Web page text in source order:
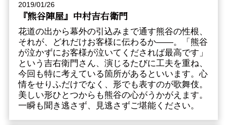
2019/01/26
『熊谷陣屋』中村吉右衛門
花道の出から幕外の引込みまで通す熊谷の性根、
それが、どれだけお客様に伝わるか――。「熊谷
が泣かずにお客様が泣いてくだされば最高です」
という吉右衛門さん、演じるたびに工夫を重ね、
今回も特に考えている箇所があるといいます。心
情をせりふだけでなく、形でも表すのが歌舞伎。
美しい形ひとつからも熊谷の心がうかがえます。
一瞬も聞き逃さず、見逃さずご堪能ください。